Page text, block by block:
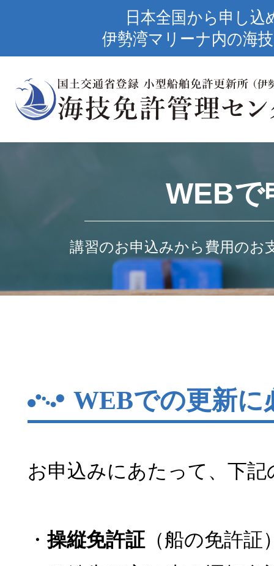
日本全国から申し
伊勢湾マリーナ内の海
WEBで
講習のお申込みから費用のお
WEBでの更新に
お申込みにあたって、下
・操縦免許証（船の免許証